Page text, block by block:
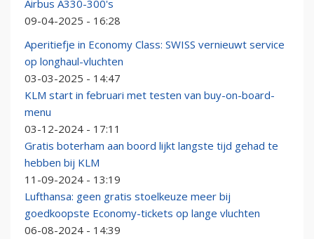
Airbus A330-300's
09-04-2025 - 16:28
Aperitiefje in Economy Class: SWISS vernieuwt service
op longhaul-vluchten
03-03-2025 - 14:47
KLM start in februari met testen van buy-on-board-
menu
03-12-2024 - 17:11
Gratis boterham aan boord lijkt langste tijd gehad te
hebben bij KLM
11-09-2024 - 13:19
Lufthansa: geen gratis stoelkeuze meer bij
goedkoopste Economy-tickets op lange vluchten
06-08-2024 - 14:39